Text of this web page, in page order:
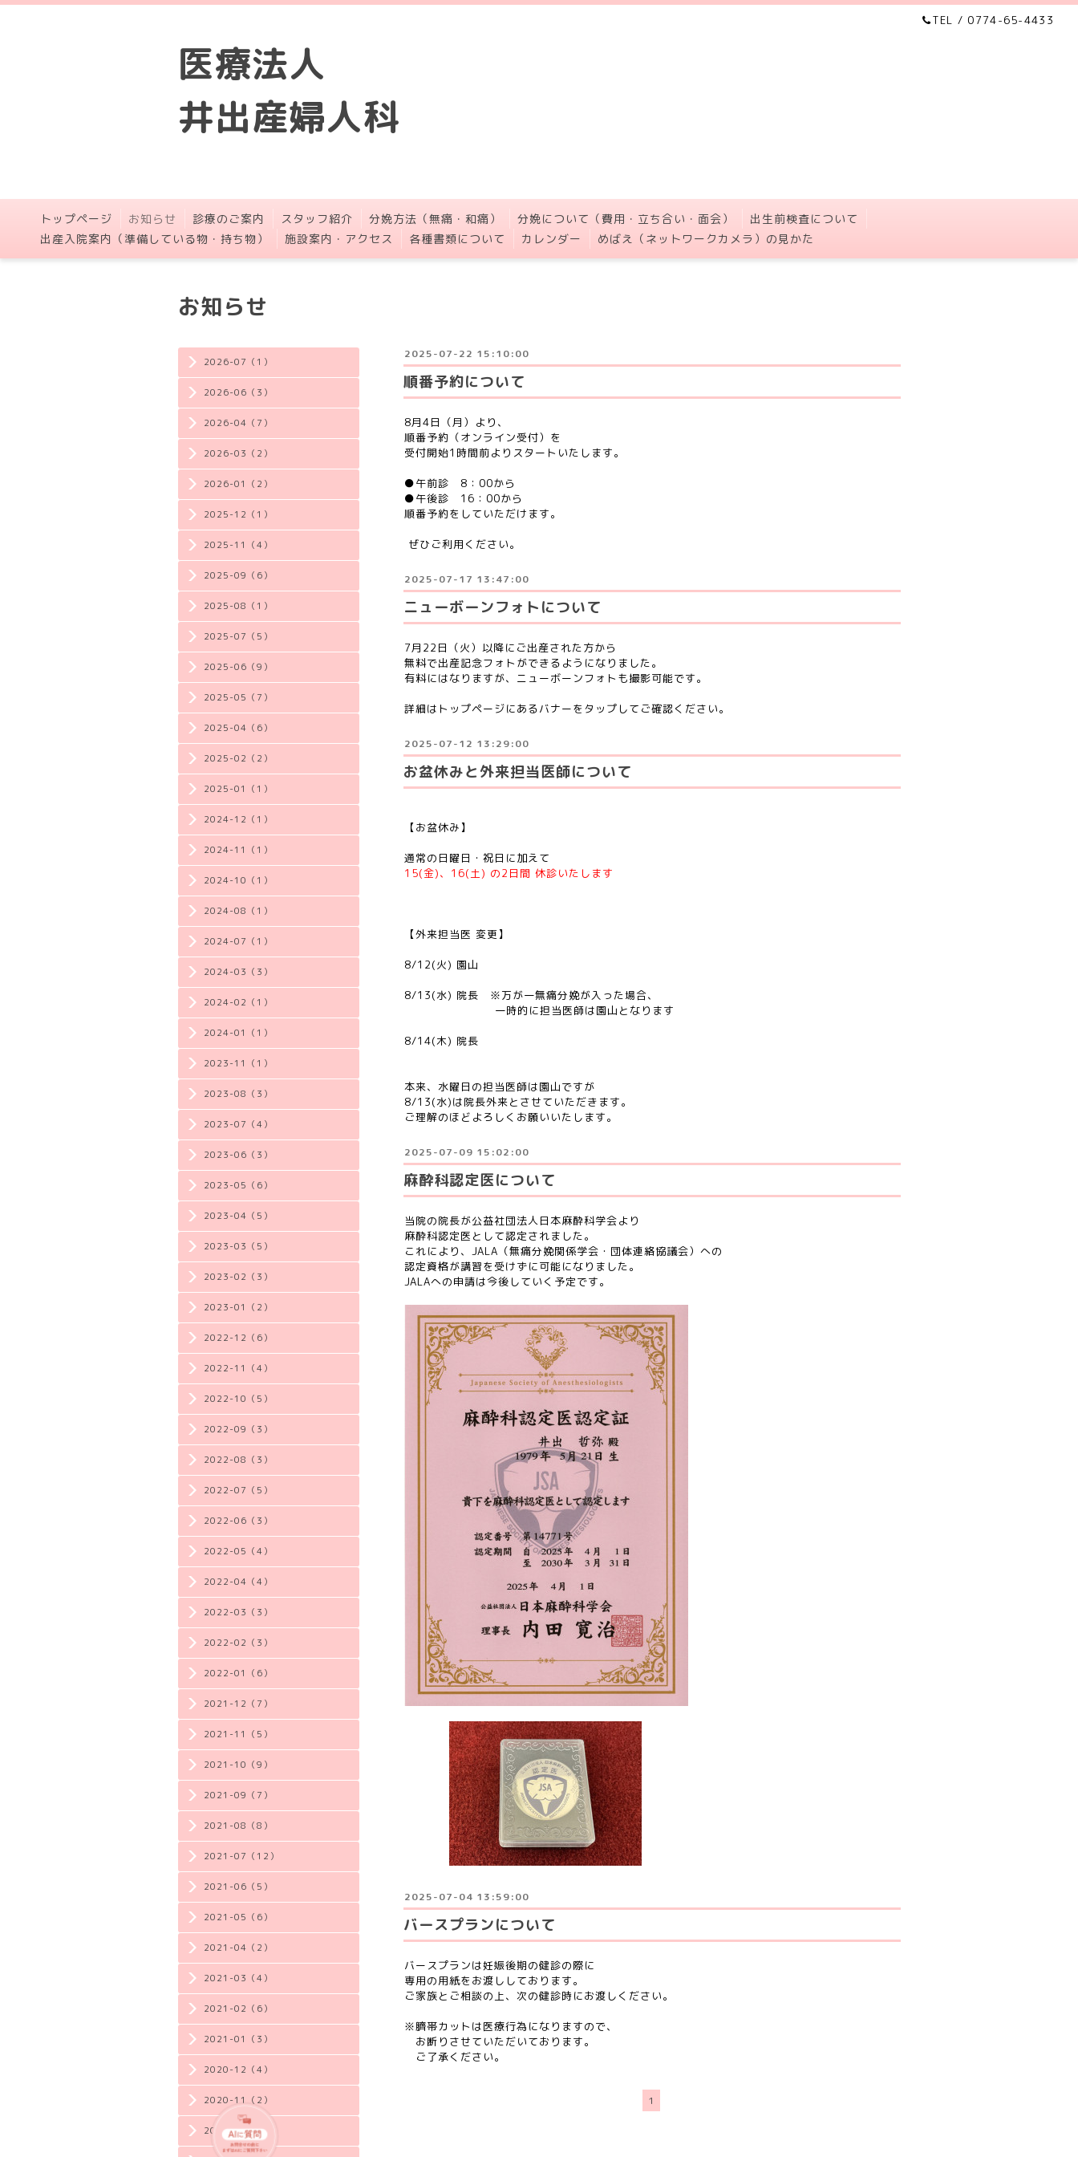
TEL / 0774-65-4433
医療法人
井出産婦人科
トップページ お知らせ 診療のご案内 スタッフ紹介 分娩方法（無痛・和痛） 分娩について（費用・立ち合い・面会）
出生前検査について
出産入院案内（準備している物・持ち物）
施設案内・アクセス 各種書類について カレンダー めばえ（ネットワークカメラ）の見かた
2026-07（1）
2026-06（3）
2026-04（7）
2026-03（2）
2026-01（2）
2025-12（1）
2025-11（4）
2025-09（6）
2025-08（1）
2025-07（5）
2025-06（9）
2025-05（7）
2025-04（6）
2025-02（2）
2025-01（1）
2024-12（1）
2024-11（1）
2024-10（1）
2024-08（1）
2024-07（1）
2024-03（3）
2024-02（1）
2024-01（1）
2023-11（1）
2023-08（3）
2023-07（4）
2023-06（3）
2023-05（6）
2023-04（5）
2023-03（5）
2023-02（3）
2023-01（2）
2022-12（6）
2022-11（4）
2022-10（5）
2022-09（3）
2022-08（3）
2022-07（5）
2022-06（3）
2022-05（4）
2022-04（4）
2022-03（3）
2022-02（3）
2022-01（6）
2021-12（7）
2021-11（5）
2021-10（9）
2021-09（7）
2021-08（8）
2021-07（12）
2021-06（5）
2021-05（6）
2021-04（2）
2021-03（4）
2021-02（6）
2021-01（3）
2020-12（4）
2020-11（2）
2020-10（3）
お知らせ
2025-07-22 15:10:00
順番予約について
8月4日（月）より、
順番予約（オンライン受付）を
受付開始1時間前よりスタートいたします。
●午前診 8：00から
●午後診 16：00から
順番予約をしていただけます。
ぜひご利用ください。
2025-07-17 13:47:00
ニューボーンフォトについて
7月22日（火）以降にご出産された方から
無料で出産記念フォトができるようになりました。
有料にはなりますが、ニューボーンフォトも撮影可能です。
詳細はトップページにあるバナーをタップしてご確認ください。
2025-07-12 13:29:00
お盆休みと外来担当医師について
【お盆休み】
通常の日曜日・祝日に加えて
15(金)、16(土) の2日間 休診いたします
【外来担当医 変更】
8/12(火) 園山
8/13(水) 院長 ※万が一無痛分娩が入った場合、
一時的に担当医師は園山となります
8/14(木) 院長
本来、水曜日の担当医師は園山ですが
8/13(水)は院長外来とさせていただきます。
ご理解のほどよろしくお願いいたします。
2025-07-09 15:02:00
麻酔科認定医について
当院の院長が公益社団法人日本麻酔科学会より
麻酔科認定医として認定されました。
これにより、JALA（無痛分娩関係学会・団体連絡協議会）への
認定資格が講習を受けずに可能になりました。
JALAへの申請は今後していく予定です。
2025-07-04 13:59:00
バースプランについて
バースプランは妊娠後期の健診の際に
専用の用紙をお渡ししております。
ご家族とご相談の上、次の健診時にお渡しください。
※臍帯カットは医療行為になりますので、
お断りさせていただいております。
ご了承ください。
1